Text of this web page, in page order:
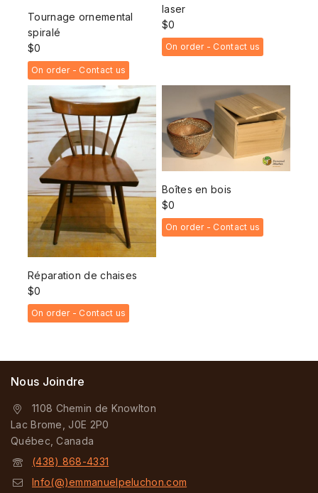
Tournage ornemental
spiralé
$0
On order - Contact us
laser
$0
On order - Contact us
Réparation de chaises
$0
On order - Contact us
Boîtes en bois
$0
On order - Contact us
Nous Joindre
1108 Chemin de Knowlton
Lac Brome, J0E 2P0
Québec, Canada
(438) 868-4331
Info(@)emmanuelpeluchon.com